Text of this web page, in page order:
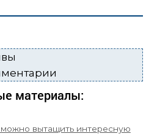
материалы:
можно вытащить интересную